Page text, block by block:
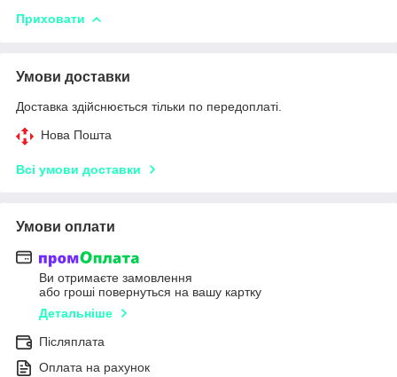
Приховати
Умови доставки
Доставка здійснюється тільки по передоплаті.
Нова Пошта
Всі умови доставки
Умови оплати
Ви отримаєте замовлення
або гроші повернуться на вашу картку
Детальніше
Післяплата
Оплата на рахунок